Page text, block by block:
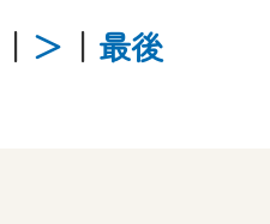
｜ ＞ ｜ 最後